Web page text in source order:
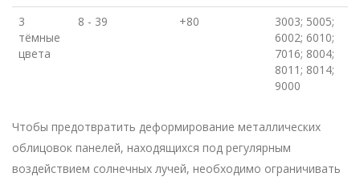
3
тёмные
цвета
8 - 39 +80
3003; 5005;
6002; 6010;
7016; 8004;
8011; 8014;
9000
Чтобы предотвратить деформирование металлических
облицовок панелей, находящихся под регулярным
воздействием солнечных лучей, необходимо ограничивать